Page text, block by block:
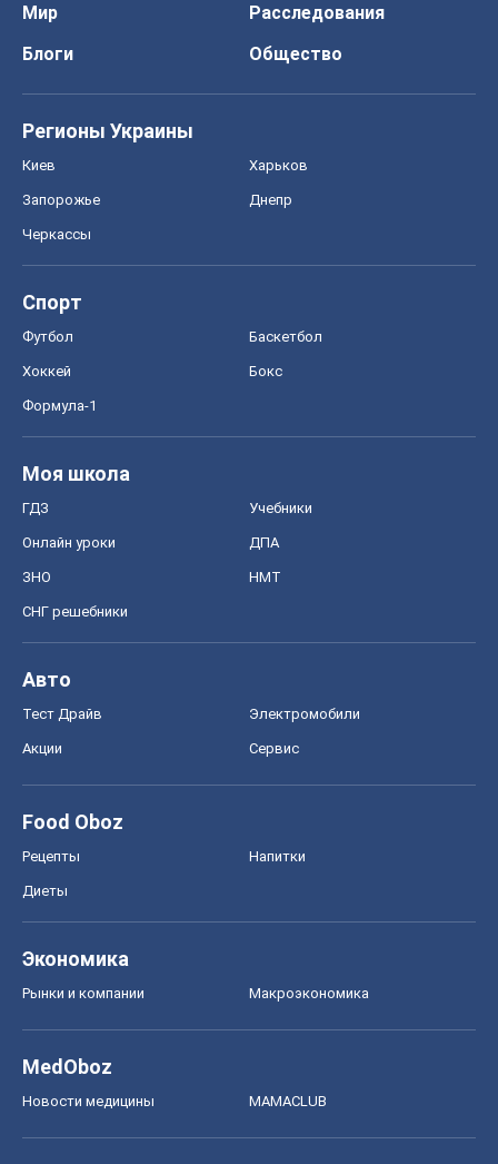
Мир
Расследования
Блоги
Общество
Регионы Украины
Киев Харьков
Запорожье Днепр
Черкассы
Спорт
Футбол Баскетбол
Хоккей Бокс
Формула-1
Моя школа
ГДЗ Учебники
Онлайн уроки ДПА
ЗНО НМТ
СНГ решебники
Авто
Тест Драйв Электромобили
Акции Сервис
Food Oboz
Рецепты Напитки
Диеты
Экономика
Рынки и компании Mакроэкономика
MedOboz
Новости медицины MAMACLUB